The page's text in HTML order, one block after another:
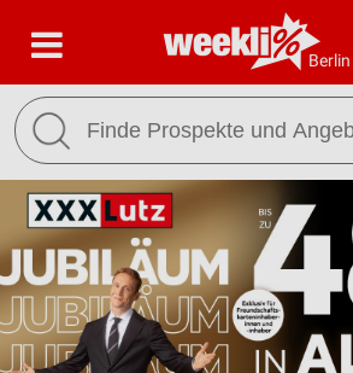
Berlin